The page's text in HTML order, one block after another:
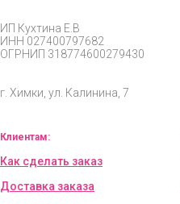
ИП Кухтина Е.В
ИНН 027400797682
ОГРНИП 318774600279430
г. Химки, ул. Калинина, 7
Клиентам:
Как сделать заказ
Доставка заказа